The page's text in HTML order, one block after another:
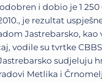
i dobio je 1
je rezultat
Jastrebarsko,
vodile su tvrtke
sudjeluju
Metlika i